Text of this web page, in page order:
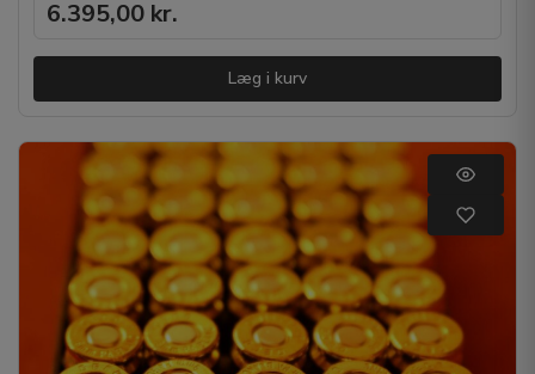
6.395,00 kr.
Læg i kurv